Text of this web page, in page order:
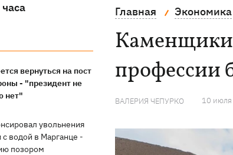
вернуться на пост
- "президент не
нет"
увольнения
с водой в Марганце -
позором
Главная Экономика
профессии
ВАЛЕРИЯ ЧЕПУРКО 10